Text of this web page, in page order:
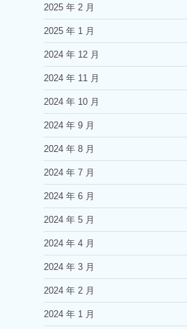
2025 年 2 月
2025 年 1 月
2024 年 12 月
2024 年 11 月
2024 年 10 月
2024 年 9 月
2024 年 8 月
2024 年 7 月
2024 年 6 月
2024 年 5 月
2024 年 4 月
2024 年 3 月
2024 年 2 月
2024 年 1 月